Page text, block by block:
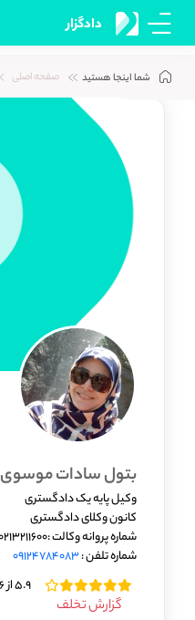
دادگزار
شما اینجا هستید صفحه اصلی
بتول سادات موسوی
وکیل پایه یک دادگستری
کانون وکلای دادگستری
شماره پروانه وکالت :1400020213211600
شماره تلفن :09124784083
5.9 از 6
گزارش تخلف